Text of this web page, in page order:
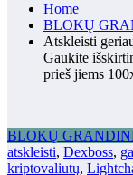
Home
BLOKŲ
Atskleisti
Gaukite
prieš jiems
BLOKŲ
atskleisti, Dexboss,
kriptovaliutų,